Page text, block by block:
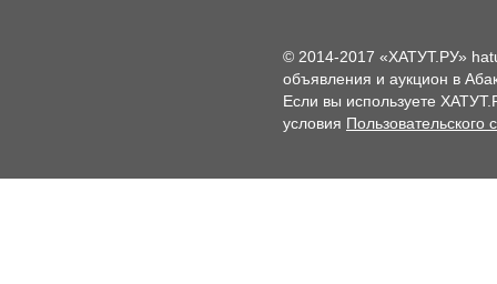
© 2014-2017 «ХАТУТ.РУ»
объявления и аукцион в
Если вы используете
условия Пользовательского